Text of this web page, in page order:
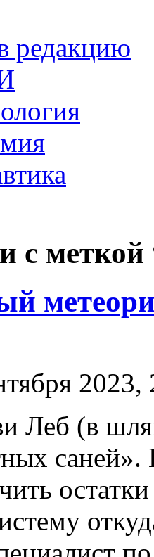
редакцию
с меткой
2023,
Леб (в